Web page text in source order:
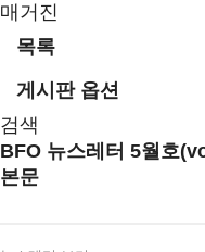
매거진
목록
게시판 옵션
검색
BFO 뉴스레터 5월호
본문